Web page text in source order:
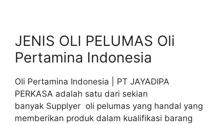
JENIS OLI PELUMAS Oli
Pertamina Indonesia
Oli Pertamina Indonesia | PT JAYADIPA
PERKASA adalah satu dari sekian
banyak Supplyer oli pelumas yang handal yang
memberikan produk dalam kualifikasi barang